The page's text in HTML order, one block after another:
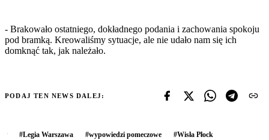
- Brakowało ostatniego, dokładnego podania i zachowania spokoju
pod bramką. Kreowaliśmy sytuacje, ale nie udało nam się ich
domknąć tak, jak należało.
PODAJ TEN NEWS DALEJ:
#Legia Warszawa #wypowiedzi pomeczowe #Wisła Płock